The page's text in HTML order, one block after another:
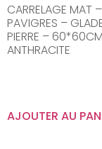
CARRELAGE MAT –
PAVIGRES –
PIERRE –
ANTHRACITE
AJOUTER AU